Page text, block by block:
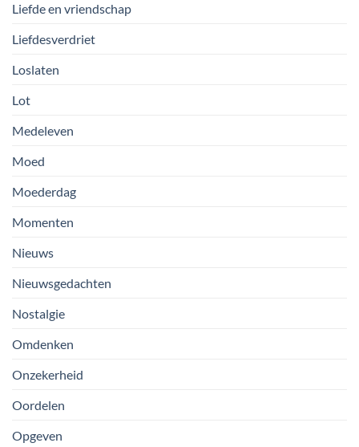
Liefde en vriendschap
Liefdesverdriet
Loslaten
Lot
Medeleven
Moed
Moederdag
Momenten
Nieuws
Nieuwsgedachten
Nostalgie
Omdenken
Onzekerheid
Oordelen
Opgeven